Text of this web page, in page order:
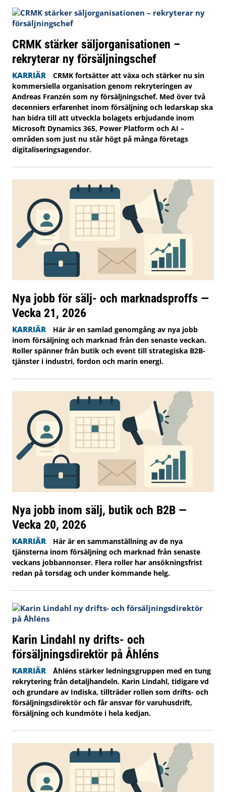
CRMK stärker säljorganisationen –
rekryterar ny försäljningschef
KARRIÄR
CRMK fortsätter att växa och stärker nu sin
kommersiella organisation genom rekryteringen av
Andreas Franzén som ny försäljningschef. Med över två
decenniers erfarenhet inom försäljning och ledarskap ska
han bidra till att utveckla bolagets erbjudande inom
Microsoft Dynamics 365, Power Platform och AI –
områden som just nu står högt på många företags
digitaliseringsagendor.
Nya jobb för sälj- och marknadsproffs —
Vecka 21, 2026
KARRIÄR
Här är en samlad genomgång av nya jobb
inom försäljning och marknad från den senaste veckan.
Roller spänner från butik och event till strategiska B2B-
tjänster i industri, fordon och marin energi.
Nya jobb inom sälj, butik och B2B —
Vecka 20, 2026
KARRIÄR
Här är en sammanställning av de nya
tjänsterna inom försäljning och marknad från senaste
veckans jobbannonser. Flera roller har ansökningsfrist
redan på torsdag och under kommande helg.
Karin Lindahl ny drifts- och
försäljningsdirektör på Åhléns
KARRIÄR
Åhléns stärker ledningsgruppen med en tung
rekrytering från detaljhandeln. Karin Lindahl, tidigare vd
och grundare av Indiska, tillträder rollen som drifts- och
försäljningsdirektör och får ansvar för varuhusdrift,
försäljning och kundmöte i hela kedjan.